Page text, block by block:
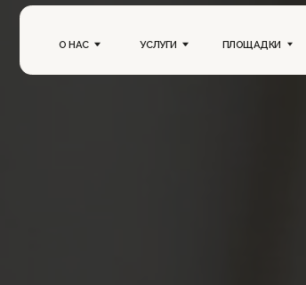
О НАС УСЛУГИ ПЛОЩАДКИ